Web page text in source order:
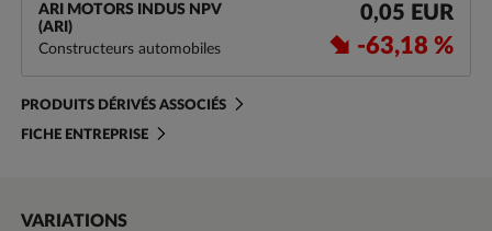
ARI MOTORS INDUS NPV
(ARI)
Constructeurs automobiles
0,05 EUR
-63,18 %
PRODUITS DÉRIVÉS ASSOCIÉS
FICHE ENTREPRISE
VARIATIONS